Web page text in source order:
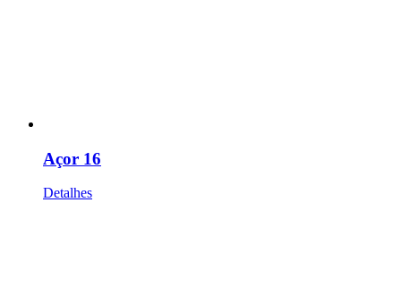
Açor 16
Detalhes